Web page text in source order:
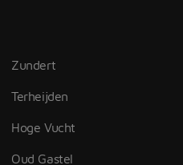
Zundert
Terheijden
Hoge Vucht
Oud Gastel